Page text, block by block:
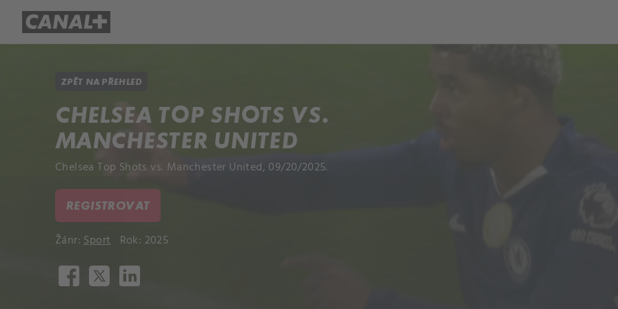
ZPĚT NA PŘEHLED
CHELSEA TOP SHOTS VS.
MANCHESTER UNITED
Chelsea Top Shots vs. Manchester United, 09/20/2025.
REGISTROVAT
Žánr:Sport Rok: 2025